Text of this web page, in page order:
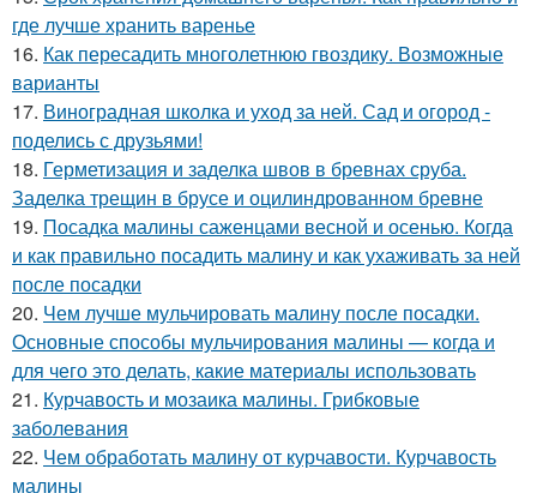
где лучше хранить варенье
16. Как пересадить многолетнюю гвоздику. Возможные
варианты
17. Виноградная школка и уход за ней. Сад и огород -
поделись с друзьями!
18. Герметизация и заделка швов в бревнах сруба.
Заделка трещин в брусе и оцилиндрованном бревне
19. Посадка малины саженцами весной и осенью. Когда
и как правильно посадить малину и как ухаживать за ней
после посадки
20. Чем лучше мульчировать малину после посадки.
Основные способы мульчирования малины — когда и
для чего это делать, какие материалы использовать
21. Курчавость и мозаика малины. Грибковые
заболевания
22. Чем обработать малину от курчавости. Курчавость
малины